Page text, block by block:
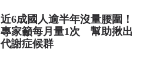
近6成國人逾半年沒量腰圍！
專家籲每月量1次 幫助揪出
代謝症候群